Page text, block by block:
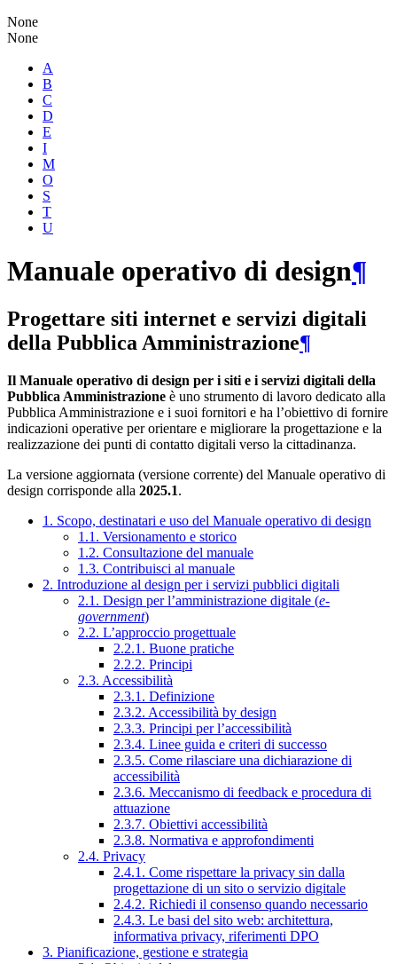
None
None
A
B
C
D
E
I
M
O
S
T
U
Manuale operativo di design¶
Progettare siti internet e servizi digitali
della Pubblica Amministrazione¶
Il Manuale operativo di design per i siti e i servizi digitali della
Pubblica Amministrazione è uno strumento di lavoro dedicato alla
Pubblica Amministrazione e i suoi fornitori e ha l’obiettivo di fornire
indicazioni operative per orientare e migliorare la progettazione e la
realizzazione dei punti di contatto digitali verso la cittadinanza.
La versione aggiornata (versione corrente) del Manuale operativo di
design corrisponde alla 2025.1.
1. Scopo, destinatari e uso del Manuale operativo di design
1.1. Versionamento e storico
1.2. Consultazione del manuale
1.3. Contribuisci al manuale
2. Introduzione al design per i servizi pubblici digitali
2.1. Design per l’amministrazione digitale (e-
government)
2.2. L’approccio progettuale
2.2.1. Buone pratiche
2.2.2. Principi
2.3. Accessibilità
2.3.1. Definizione
2.3.2. Accessibilità by design
2.3.3. Principi per l’accessibilità
2.3.4. Linee guida e criteri di successo
2.3.5. Come rilasciare una dichiarazione di
accessibilità
2.3.6. Meccanismo di feedback e procedura di
attuazione
2.3.7. Obiettivi accessibilità
2.3.8. Normativa e approfondimenti
2.4. Privacy
2.4.1. Come rispettare la privacy sin dalla
progettazione di un sito o servizio digitale
2.4.2. Richiedi il consenso quando necessario
2.4.3. Le basi del sito web: architettura,
informativa privacy, riferimenti DPO
3. Pianificazione, gestione e strategia